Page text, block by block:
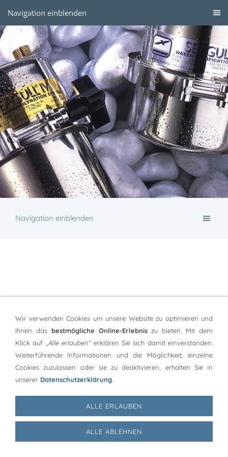
Navigation einblenden
Navigation einblenden
Sitemap
Kontakt
Impressum
Datenschutzerklärung
Wir verwenden Cookies um unsere Website zu optimieren und
Ihnen das bestmögliche Online-Erlebniszu bieten. Mit dem
Klick auf
„Alle erlauben“erklären Sie sich damit einverstanden.
Weiterführende Informationen und die Möglichkeit, einzelne
Cookies zuzulassen oder sie zu deaktivieren, erhalten Sie in
unserer Datenschutzerklärung.
ALLE ERLAUBEN
ALLE ABLEHNEN